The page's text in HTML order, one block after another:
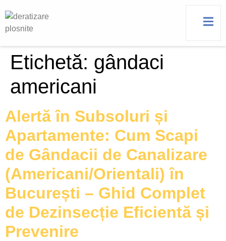
Etichetă: gândaci
americani
Alertă în Subsoluri și
Apartamente: Cum Scapi
de Gândacii de Canalizare
(Americani/Orientali) în
București – Ghid Complet
de Dezinsecție Eficientă și
Prevenire